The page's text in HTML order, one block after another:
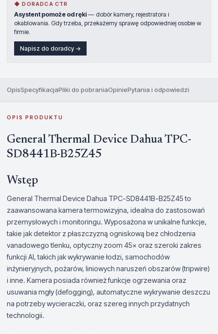
◆ DORADCA CTR
Asystent pomoże od ręki — dobór kamery, rejestratora i
okablowania. Gdy trzeba, przekażemy sprawę odpowiedniej osobie w
firmie.
Napisz do doradcy →
OpisSpecyfikacjaPliki do pobraniaOpiniePytania i odpowiedzi
OPIS PRODUKTU
General Thermal Device Dahua TPC-
SD8441B-B25Z45
Wstęp
General Thermal Device Dahua TPC-SD8441B-B25Z45 to
zaawansowana kamera termowizyjna, idealna do zastosowań
przemysłowych i monitoringu. Wyposażona w unikalne funkcje,
takie jak detektor z płaszczyzną ogniskową bez chłodzenia
vanadowego tlenku, optyczny zoom 45× oraz szeroki zakres
funkcji AI, takich jak wykrywanie łodzi, samochodów
inżynieryjnych, pożarów, liniowych naruszeń obszarów (tripwire)
i inne. Kamera posiada również funkcje ogrzewania oraz
usuwania mgły (defogging), automatyczne wykrywanie deszczu
na potrzeby wycieraczki, oraz szereg innych przydatnych
technologii.